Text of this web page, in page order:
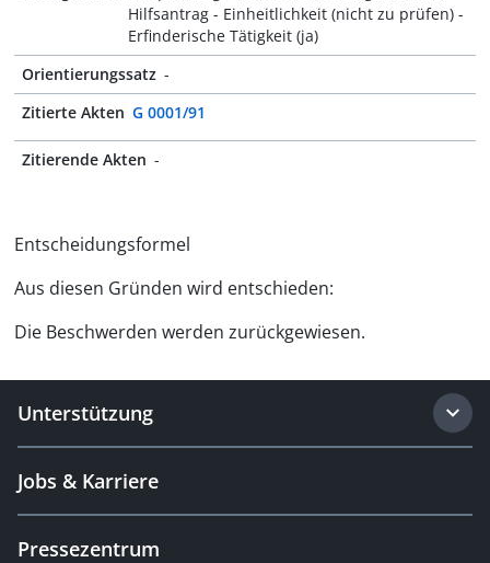
Hilfsantrag - Einheitlichkeit (nicht zu prüfen) -
Erfinderische Tätigkeit (ja)
Orientierungssatz -
Zitierte Akten G 0001/91
Zitierende Akten -
Entscheidungsformel
Aus diesen Gründen wird entschieden:
Die Beschwerden werden zurückgewiesen.
Unterstützung
Jobs & Karriere
Pressezentrum